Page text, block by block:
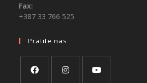
Fax:
+387 33 766 525
Pratite nas